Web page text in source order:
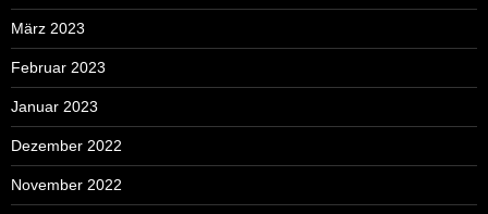
März 2023
Februar 2023
Januar 2023
Dezember 2022
November 2022